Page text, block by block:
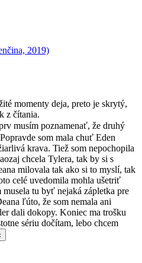
2019)
momenty deja, preto je skrytý,
z čítania.
musím poznamenať, že druhý
som mala chuť Eden
krava. Tiež som nepochopila
chcela Tylera, tak by si s
milovala tak ako si to myslí, tak
celé uvedomila mohla ušetriť
tu byť nejaká zápletka pre
ľúto, že som nemala ani
dali dokopy. Koniec ma trošku
sériu dočítam, lebo chcem